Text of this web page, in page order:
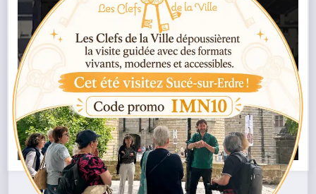
Donatien se réveille et ravive «
l’esprit Saint-Do »
12/12/2025 Commerces De Proximité, Habitants
Nantes,Initiatives Locales,Marché De Noël Nantes
Quartiers De Nantes,Saint-Donatien ,Vie De Quartier
Lire la suite